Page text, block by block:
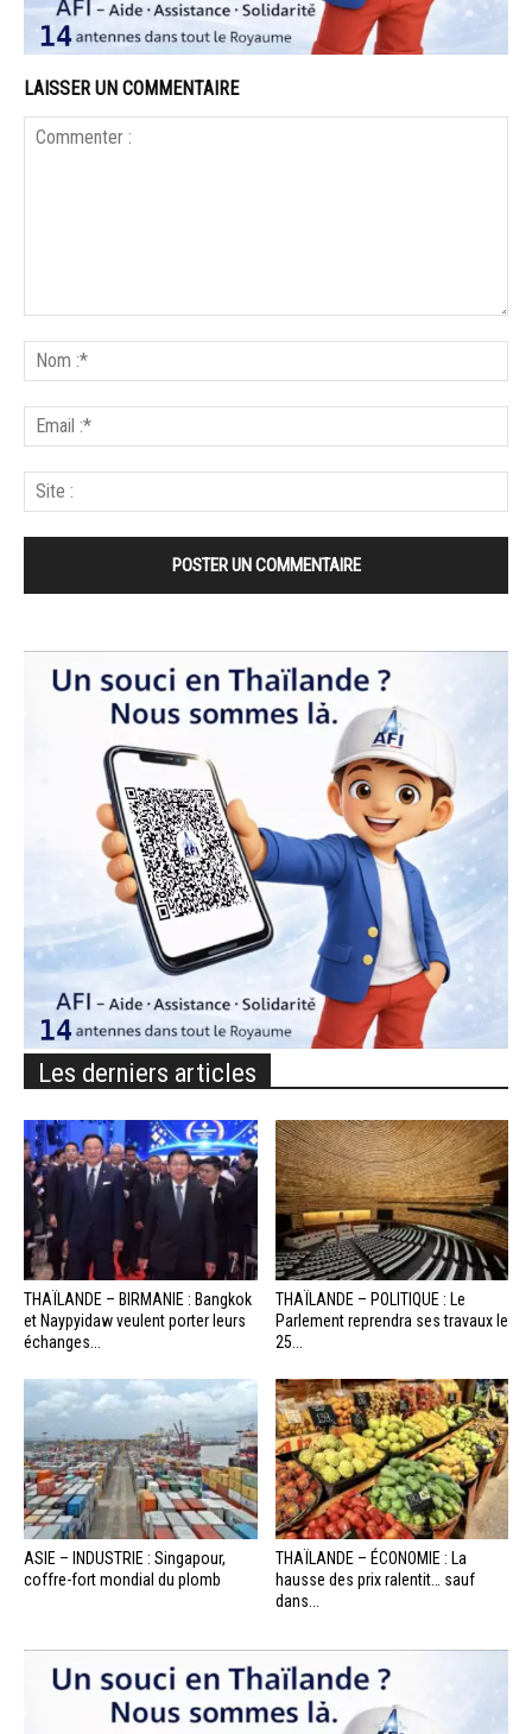
LAISSER UN COMMENTAIRE
Les derniers articles
THAÏLANDE – BIRMANIE : Bangkok
et Naypyidaw veulent porter leurs
échanges...
THAÏLANDE – POLITIQUE : Le
Parlement reprendra ses travaux le
25...
ASIE – INDUSTRIE : Singapour,
coffre-fort mondial du plomb
THAÏLANDE – ÉCONOMIE : La
hausse des prix ralentit… sauf
dans...